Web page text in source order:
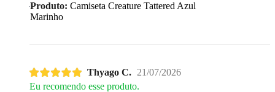
Produto: Camiseta Creature Tattered Azul
Marinho
Thyago C. 21/07/2026
Eu recomendo esse produto.